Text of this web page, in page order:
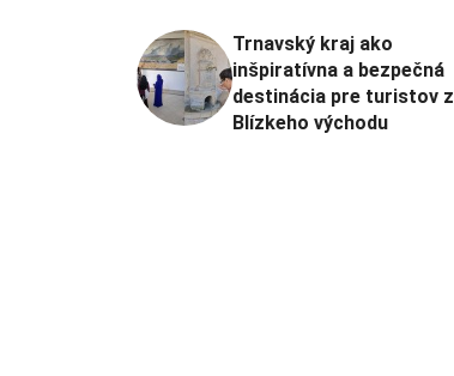
Trnavský kraj ako
inšpiratívna a bezpečná
destinácia pre turistov z
Blízkeho východu